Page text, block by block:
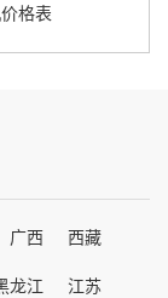
格表
广西
西藏
龙江
江苏